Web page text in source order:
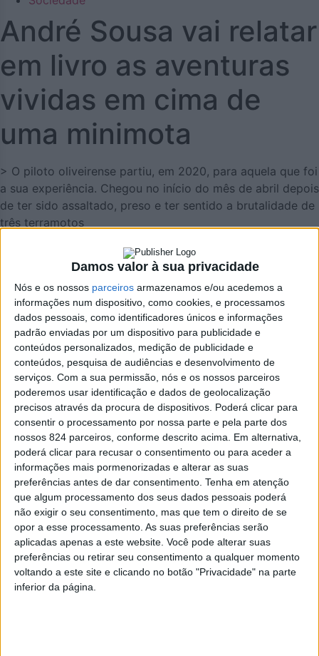
Damos valor à sua privacidade
Nós e os nossos parceiros armazenamos e/ou acedemos a
informações num dispositivo, como cookies, e processamos
dados pessoais, como identificadores únicos e informações
padrão enviadas por um dispositivo para publicidade e
conteúdos personalizados, medição de publicidade e
conteúdos, pesquisa de audiências e desenvolvimento de
serviços. Com a sua permissão, nós e os nossos parceiros
poderemos usar identificação e dados de geolocalização
precisos através da procura de dispositivos. Poderá clicar para
consentir o processamento por nossa parte e pela parte dos
nossos 824 parceiros, conforme descrito acima. Em alternativa,
poderá clicar para recusar o consentimento ou para aceder a
informações mais pormenorizadas e alterar as suas
preferências antes de dar consentimento. Tenha em atenção
que algum processamento dos seus dados pessoais poderá
não exigir o seu consentimento, mas que tem o direito de se
opor a esse processamento. As suas preferências serão
aplicadas apenas a este website. Você pode alterar suas
preferências ou retirar seu consentimento a qualquer momento
voltando a este site e clicando no botão "Privacidade" na parte
inferior da página.
André Sousa vai relatar
em livro as aventuras
vividas em cima de
uma minimota
> O piloto oliveirense partiu, em 2020, para aquela que foi
a sua experiência. Chegou no início do mês de abril depois
de ter sido assaltado, preso e ter sentido a brutalidade de
três terramotos
Azemeis.net
4 de Maio de 2023, 10:49
M
ilhares de pessoas, entre os quais alguns
oliveirenses, estiverem presentes em